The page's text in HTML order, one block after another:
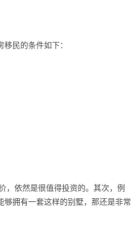
民的条件如下：
，依然是很值得投资的。其次，例
拥有一套这样的别墅，那还是非常